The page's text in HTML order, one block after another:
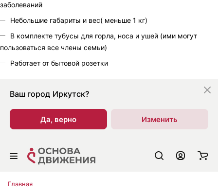
заболеваний
Небольшие габариты и вес( меньше 1 кг)
В комплекте тубусы для горла, носа и ушей (ими могут
пользоваться все члены семьи)
Работает от бытовой розетки
Ваш город Иркутск?
Да, верно Изменить
Главная